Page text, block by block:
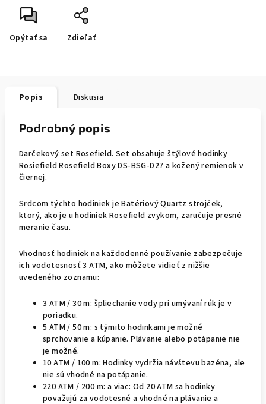
Opýtať sa Zdieľať
Popis Diskusia
Podrobný popis
Darčekový set Rosefield. Set obsahuje štýlové hodinky
Rosiefield Rosefield Boxy DS-BSG-D27 a kožený remienok v
čiernej.
Srdcom týchto hodiniek je Batériový Quartz strojček,
ktorý, ako je u hodiniek Rosefield zvykom, zaručuje presné
meranie času.
Vhodnosť hodiniek na každodenné používanie zabezpečuje
ich vodotesnosť 3 ATM, ako môžete vidieť z nižšie
uvedeného zoznamu:
3 ATM / 30 m: špliechanie vody pri umývaní rúk je v
poriadku.
5 ATM / 50 m: s týmito hodinkami je možné
sprchovanie a kúpanie. Plávanie alebo potápanie nie
je možné.
10 ATM / 100 m: Hodinky vydržia návštevu bazéna, ale
nie sú vhodné na potápanie.
220 ATM / 200 m: a viac: Od 20 ATM sa hodinky
považujú za vodotesné a vhodné na plávanie a